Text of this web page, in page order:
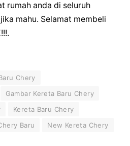
rumah anda di seluruh
mahu. Selamat membeli
Chery
Gambar Kereta Baru Chery
Kereta Baru Chery
Baru New Kereta Chery